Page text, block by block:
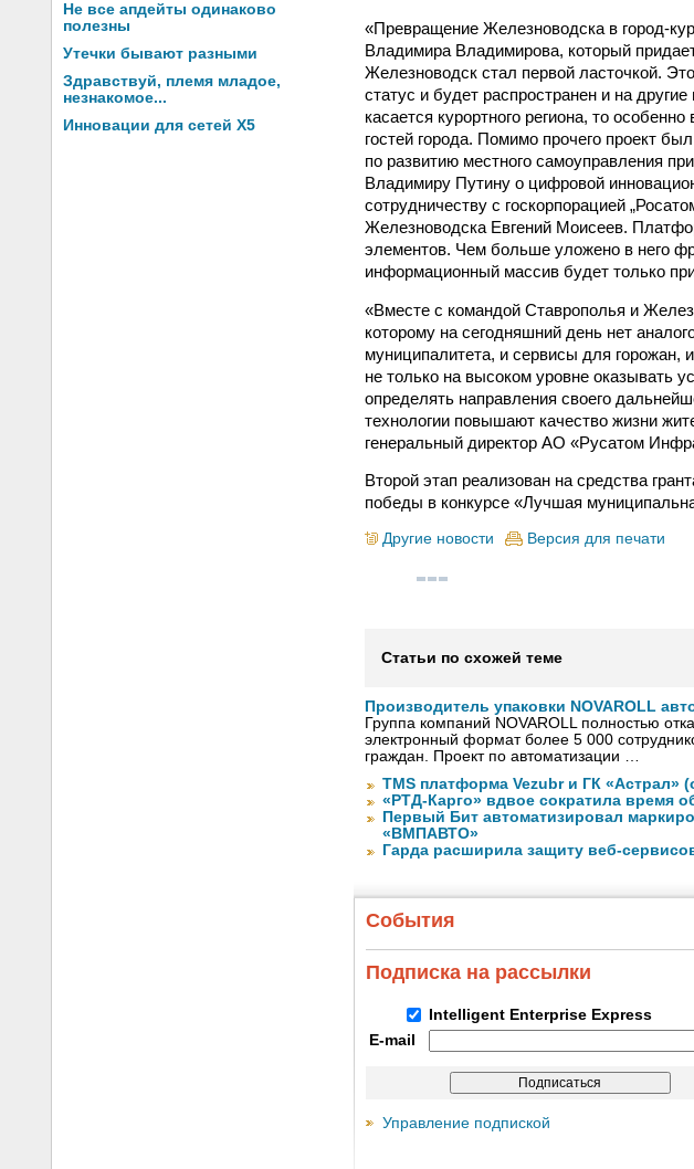
Не все апдейты одинаково
полезны
Утечки бывают разными
Здравствуй, племя младое,
незнакомое...
Инновации для сетей X5
«Превращение Железноводска в город-
Владимира Владимирова, который
Железноводск стал первой ласточкой.
статус и будет распространен и на
касается курортного региона, то
гостей города. Помимо прочего проект
по развитию местного самоуправления
Владимиру Путину о цифровой
сотрудничеству с госкорпорацией
Железноводска Евгений Моисеев.
элементов. Чем больше уложено в него
информационный массив будет только
«Вместе с командой Ставрополья и
которому на сегодняшний день нет
муниципалитета, и сервисы для горожан,
не только на высоком уровне оказывать
определять направления своего
технологии повышают качество жизни
генеральный директор АО «Русатом
Второй этап реализован на средства
победы в конкурсе «Лучшая
Другие новости Версия для печати
Статьи по схожей теме
Производитель упаковки NOVAROLL
Группа компаний NOVAROLL полностью
электронный формат более 5 000
граждан. Проект по автоматизации …
TMS платформа Vezubr и ГК
«РТД-Карго» вдвое сократила время
Первый Бит автоматизировал
«ВМПАВТО»
Гарда расширила защиту веб-
События
Подписка на рассылки
Intelligent Enterprise Express
E-mail
Управление подпиской